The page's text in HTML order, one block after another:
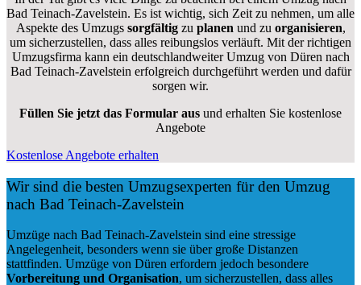
Bad Teinach-Zavelstein. Es ist wichtig, sich Zeit zu nehmen, um alle
Aspekte des Umzugs sorgfältigzu planen und zu organisieren,
um sicherzustellen, dass alles reibungslos verläuft. Mit der richtigen
Umzugsfirma kann ein deutschlandweiter Umzug von Düren nach
Bad Teinach-Zavelstein erfolgreich durchgeführt werden und dafür
sorgen wir.
Füllen Sie jetzt das Formular aus und erhalten Sie kostenlose
Angebote
Kostenlose Angebote erhalten
Wir sind die besten Umzugsexperten für den Umzug
nach Bad Teinach-Zavelstein
Umzüge nach Bad Teinach-Zavelstein sind eine stressige
Angelegenheit, besonders wenn sie über große Distanzen
stattfinden. Umzüge von Düren erfordern jedoch besondere
Vorbereitung und Organisation, um sicherzustellen, dass alles